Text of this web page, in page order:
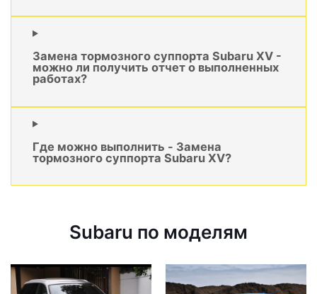
Замена тормозного суппорта Subaru XV -
можно ли получить отчет о выполненных
работах?
Где можно выполнить - Замена
тормозного суппорта Subaru XV?
Subaru по моделям